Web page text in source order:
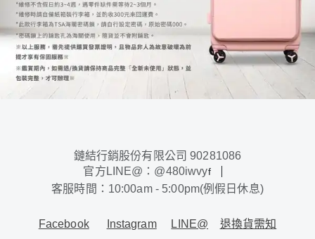
鏈結行銷股份有限公司 90281086
官方LINE@：@480iwvyf
客服時間：10:00am - 5:00pm(例假日休息)
Facebook Instagram LINE@ 退換貨需知